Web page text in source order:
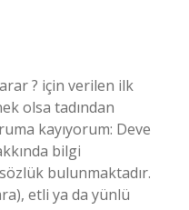
? için verilen ilk
olsa tadından
kayıyorum: Deve
bilgi
bulunmaktadır.
etli ya da yünlü